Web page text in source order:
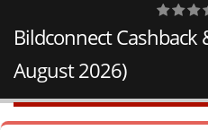
0
Votes
Bildconnect Cashback
August 2026)